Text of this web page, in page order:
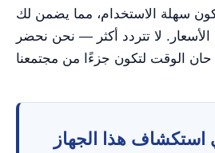
لتكون سهلة الاستخدام، مما يضمن لك
لا تتردد أكثر — نحن نحضر
هذا الجهاز